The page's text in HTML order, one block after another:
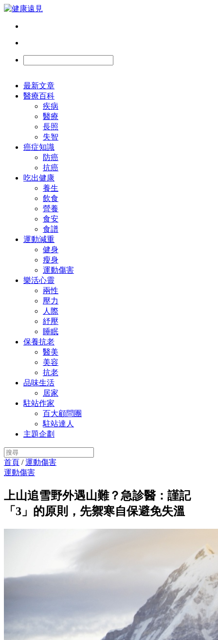
最新文章
醫療百科
疾病
醫療
長照
失智
癌症知識
防癌
抗癌
吃出健康
養生
飲食
營養
食安
食譜
運動減重
健身
瘦身
運動傷害
樂活心靈
兩性
壓力
人際
紓壓
睡眠
保養抗老
醫美
美容
抗老
品味生活
居家
駐站作家
百大顧問團
駐站達人
主題企劃
首頁 /運動傷害
運動傷害
上山追雪野外遇山難？急診醫：謹記
「3」的原則，先禦寒自保避免失溫